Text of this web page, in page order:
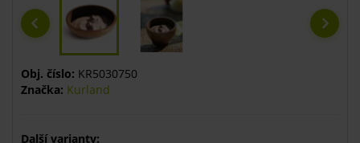
Obj. číslo: KR5030750
Značka: Kurland
Další varianty: